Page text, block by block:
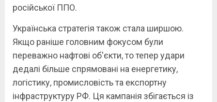
російської ППО.
Українська стратегія також стала ширшою.
Якщо раніше головним фокусом були
переважно нафтові об'єкти, то тепер удари
дедалі більше спрямовані на енергетику,
логістику, промисловість та експортну
інфраструктуру РФ. Ця кампанія збігається із